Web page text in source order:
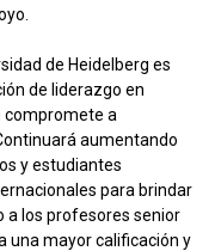
de Heidelberg es
de liderazgo en
compromete a
aumentando
y estudiantes
para brindar
a los profesores senior
una mayor calificación y